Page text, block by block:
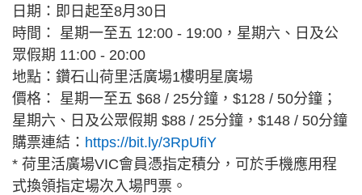
日期：即日起至8月30日
時間： 星期一至五 12:00 - 19:00，星期六、日及公
眾假期 11:00 - 20:00
地點：鑽石山荷里活廣場1樓明星廣場
價格： 星期一至五 $68 / 25分鐘，$128 / 50分鐘；
星期六、日及公眾假期 $88 / 25分鐘，$148 / 50分鐘
購票連結： https://bit.ly/3RpUfiY
* 荷里活廣場VIC會員憑指定積分，可於手機應用程
式換領指定場次入場門票。